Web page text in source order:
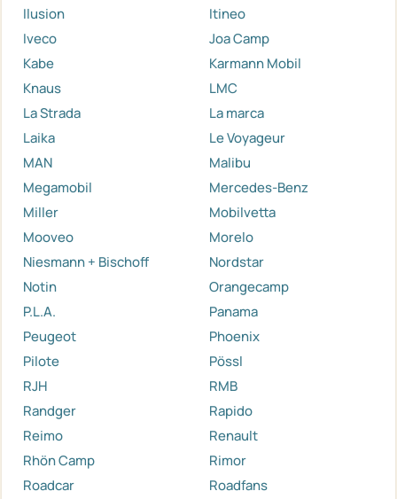
Ilusion
Itineo
Iveco
Joa Camp
Kabe
Karmann Mobil
Knaus
LMC
La Strada
La marca
Laika
Le Voyageur
MAN
Malibu
Megamobil
Mercedes-Benz
Miller
Mobilvetta
Mooveo
Morelo
Niesmann + Bischoff
Nordstar
Notin
Orangecamp
P.L.A.
Panama
Peugeot
Phoenix
Pilote
Pössl
RJH
RMB
Randger
Rapido
Reimo
Renault
Rhön Camp
Rimor
Roadcar
Roadfans